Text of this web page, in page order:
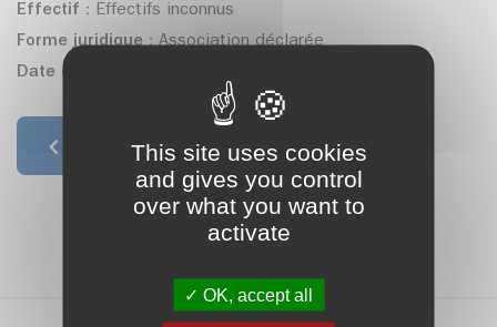
This site uses cookies
and gives you control
over what you want to
activate
OK, accept all
Effectif : Effectifs inconnus
Forme juridique :Association déclarée
Date de création :
Retour à la liste